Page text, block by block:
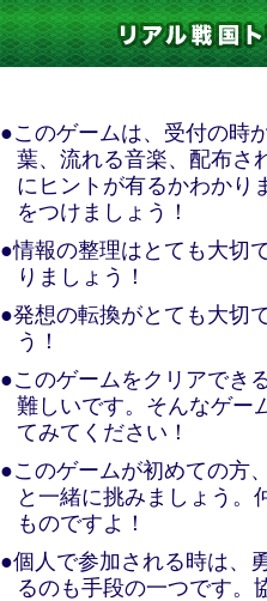
●このゲームは、受付の時
葉、流れる音楽、配布
にヒントが有るかわかり
をつけましょう！
●情報の整理はとても大切
りましょう！
●発想の転換がとても大切
う！
●このゲームをクリアでき
難しいです。そんなゲー
てみてください！
●このゲームが初めての方
と一緒に挑みましょう。
ものですよ！
●個人で参加される時は、
るのも手段の一つです。